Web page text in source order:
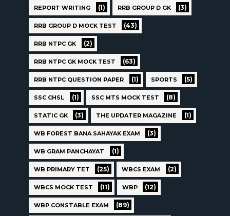
REPORT WRITING (1) RRB GROUP D GK (3)
RRB GROUP D MOCK TEST (43)
RRB NTPC GK (2)
RRB NTPC GK MOCK TEST (63)
RRB NTPC QUESTION PAPER (1) SPORTS (5)
SSC CHSL (1) SSC MTS MOCK TEST (8)
STATIC GK (3) THE UPDATER MAGAZINE (1)
WB FOREST BANA SAHAYAK EXAM (3)
WB GRAM PANCHAYAT (1)
WB PRIMARY TET (25) WBCS EXAM (2)
WBCS MOCK TEST (11) WBP (12)
WBP CONSTABLE EXAM (89)